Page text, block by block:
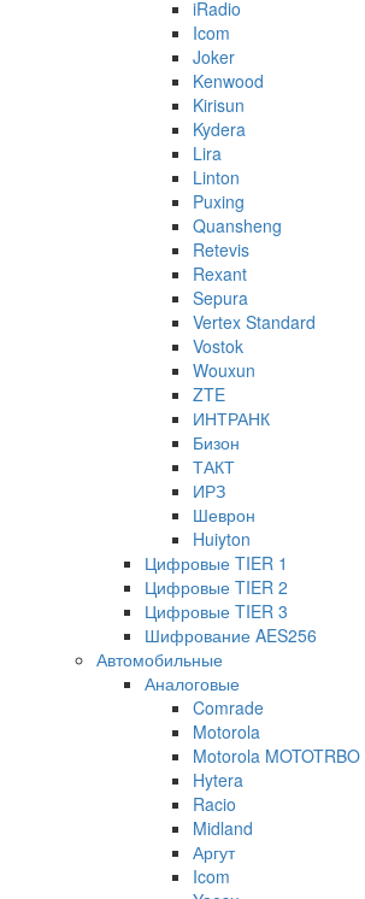
iRadio
Icom
Joker
Kenwood
Kirisun
Kydera
Lira
Linton
Puxing
Quansheng
Retevis
Rexant
Sepura
Vertex Standard
Vostok
Wouxun
ZTE
ИНТРАНК
Бизон
ТАКТ
ИРЗ
Шеврон
Huiyton
Цифровые TIER 1
Цифровые TIER 2
Цифровые TIER 3
Шифрование AES256
Автомобильные
Аналоговые
Comrade
Motorola
Motorola MOTOTRBO
Hytera
Racio
Midland
Аргут
Icom